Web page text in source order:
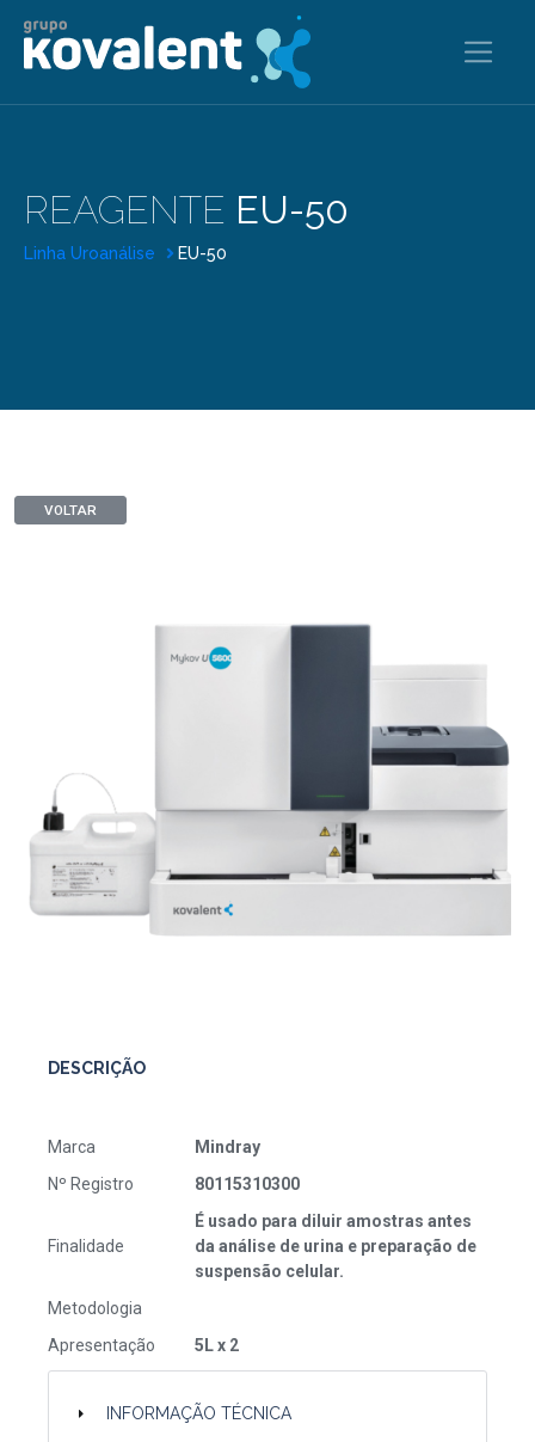
REAGENTE EU-50
Linha Uroanálise EU-50
VOLTAR
DESCRIÇÃO
Marca
Mindray
Nº Registro
80115310300
Finalidade
É usado para diluir amostras antes
da análise de urina e preparação de
suspensão celular.
Metodologia
Apresentação
5L x 2
INFORMAÇÃO TÉCNICA